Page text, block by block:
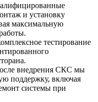
и установку
максимальную
тестирование
внедрения СКС мы
поддержку, включая
системы при